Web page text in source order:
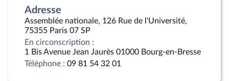
Adresse
Assemblée nationale, 126 Rue de l'Université,
75355 Paris 07 SP
En circonscription :
1 Bis Avenue Jean Jaurès 01000 Bourg-en-Bresse
Téléphone : 09 81 54 32 01